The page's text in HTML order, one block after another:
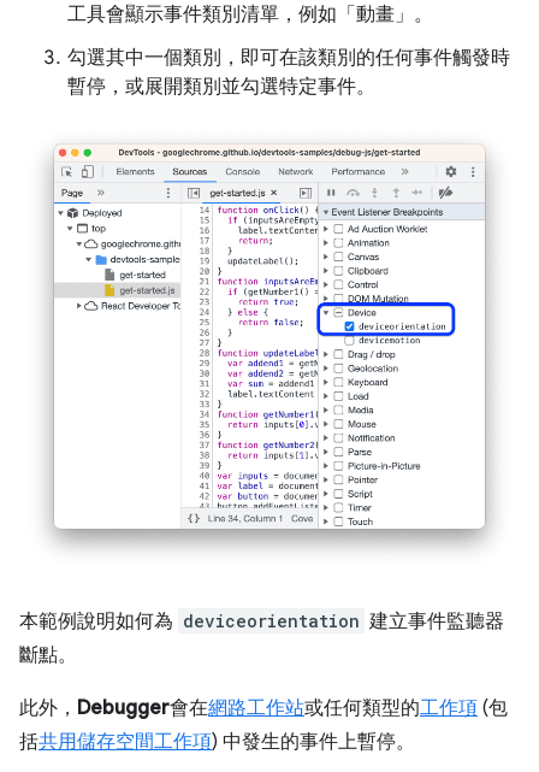
工具會顯示事件類別清單，例如「動畫」 。
勾選其中一個類別，即可在該類別的任何事件觸發時
暫停，或展開類別並勾選特定事件。
本範例說明如何為 deviceorientation 建立事件監聽器
斷點。
此外， Debugger會在網路工作站或任何類型的工作項 (包
括共用儲存空間工作項) 中發生的事件上暫停。